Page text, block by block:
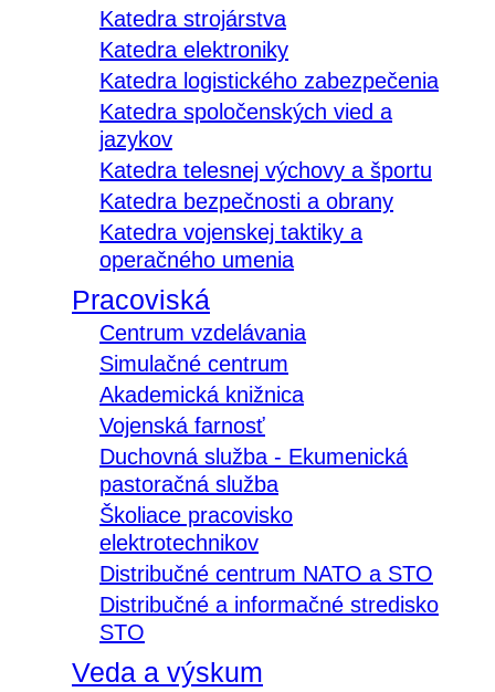
Katedra strojárstva
Katedra elektroniky
Katedra logistického zabezpečenia
Katedra spoločenských vied a
jazykov
Katedra telesnej výchovy a športu
Katedra bezpečnosti a obrany
Katedra vojenskej taktiky a
operačného umenia
Pracoviská
Centrum vzdelávania
Simulačné centrum
Akademická knižnica
Vojenská farnosť
Duchovná služba - Ekumenická
pastoračná služba
Školiace pracovisko
elektrotechnikov
Distribučné centrum NATO a STO
Distribučné a informačné stredisko
STO
Veda a výskum